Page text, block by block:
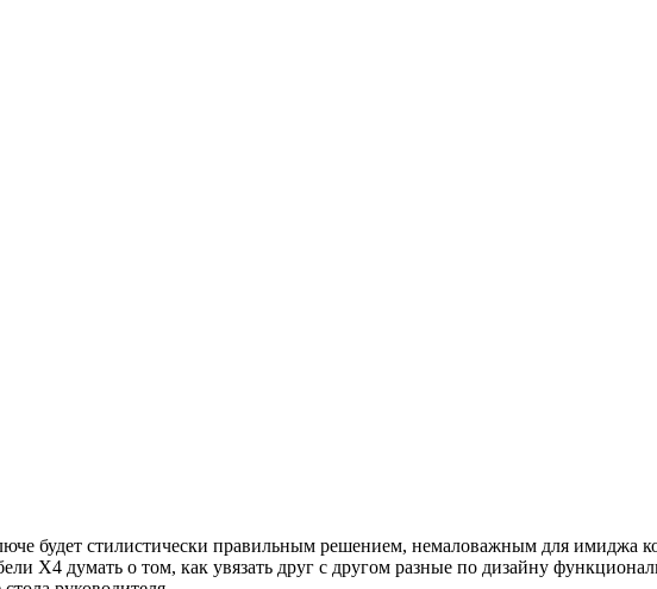
будет стилистически правильным решением, немаловажным для имиджа
X4 думать о том, как увязать друг с другом разные по дизайну